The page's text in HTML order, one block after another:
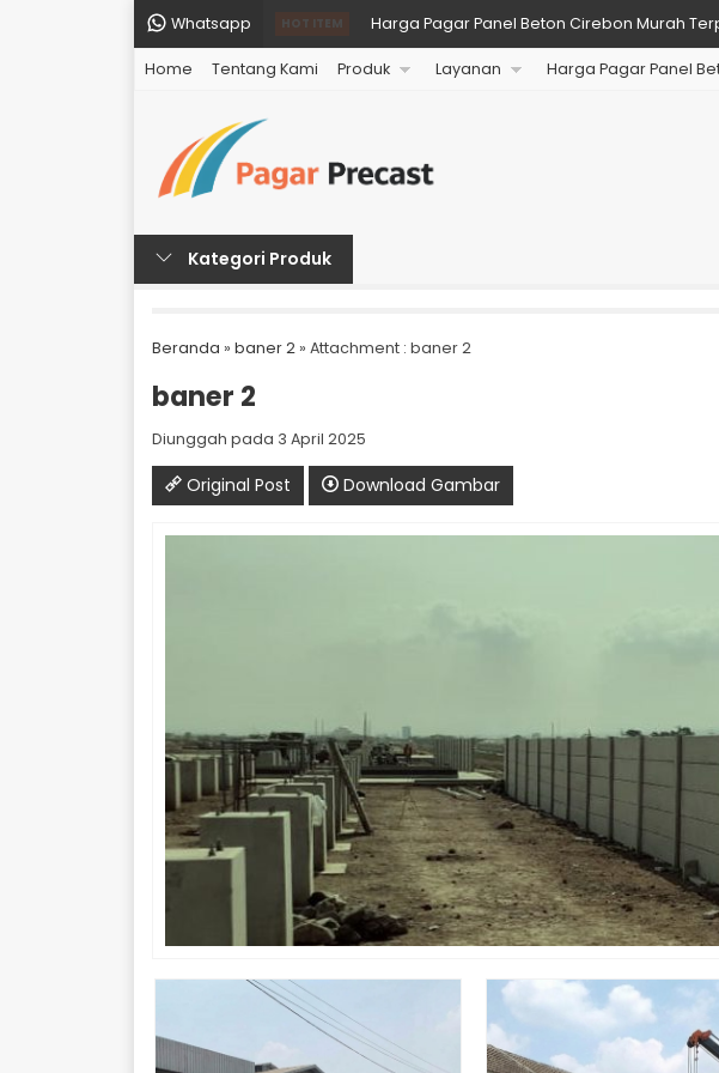
Whatsapp HOT ITEM Harga Pagar Panel Beton Cirebon Murah
Harga Pagar Panel Beton Jakarta Barat
Harga Pagar Panel Beton Depok Tiang Kolom
Harga Pagar Panel Beton Cilegon dan Jasa
Home Tentang Kami Produk Layanan Harga Pagar Panel
Kategori Produk
Beranda » baner 2 » Attachment : baner 2
baner 2
Diunggah pada 3 April 2025
Original Post Download Gambar